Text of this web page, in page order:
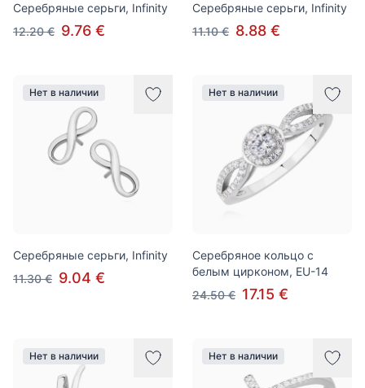
Серебряные серьги, Infinity
12.20 € 9.76 €
Серебряные серьги, Infinity
11.10 € 8.88 €
Нет в наличии
Серебряные серьги, Infinity
11.30 € 9.04 €
Нет в наличии
Серебряное кольцо с
белым цирконом, EU-14
24.50 € 17.15 €
Нет в наличии Нет в наличии